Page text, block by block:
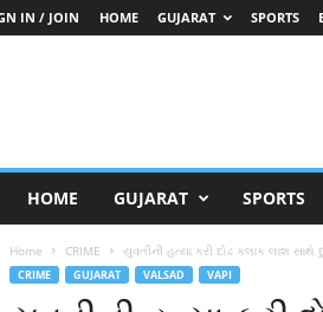
IN / JOIN HOME GUJARAT SPORTS
HOME GUJARAT SPORTS
Home CRIME યુવતીની હત્યા કરી દોઢ કલાક લાશ
CRIME GUJARAT VALSAD VAPI